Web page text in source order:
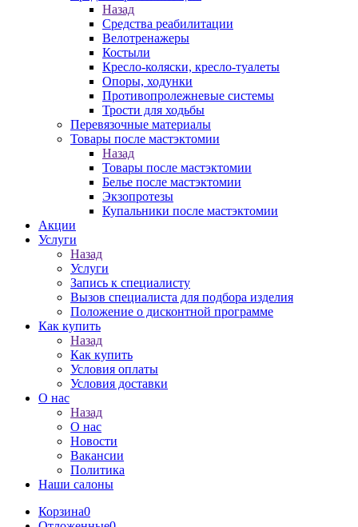
Назад
Средства реабилитации
Велотренажеры
Костыли
Кресло-коляски, кресло-туалеты
Опоры, ходунки
Противопролежневые системы
Трости для ходьбы
Перевязочные материалы
Товары после мастэктомии
Назад
Товары после мастэктомии
Белье после мастэктомии
Экзопротезы
Купальники после мастэктомии
Акции
Услуги
Назад
Услуги
Запись к специалисту
Вызов специалиста для подбора изделия
Положение о дисконтной программе
Как купить
Назад
Как купить
Условия оплаты
Условия доставки
О нас
Назад
О нас
Новости
Вакансии
Политика
Наши салоны
Корзина0